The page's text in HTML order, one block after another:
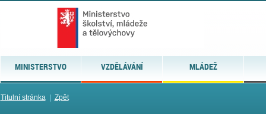
MINISTERSTVO VZDĚLÁVÁNÍ MLÁDEŽ
Titulní stránka| Zpět